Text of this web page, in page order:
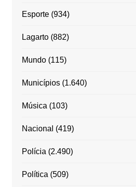
Esporte(934)
Lagarto(882)
Mundo(115)
Municípios(1.640)
Música (103)
Nacional (419)
Polícia (2.490)
Política (509)